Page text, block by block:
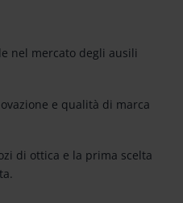
nel mercato degli ausili
e qualità di marca
di ottica e la prima scelta